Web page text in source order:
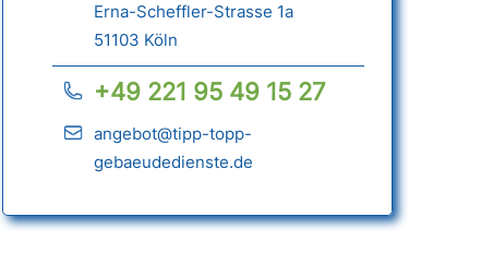
Erna-Scheffler-Strasse 1a
51103 Köln
+49 221 95 49 15 27
angebot@tipp-topp-
gebaeudedienste.de